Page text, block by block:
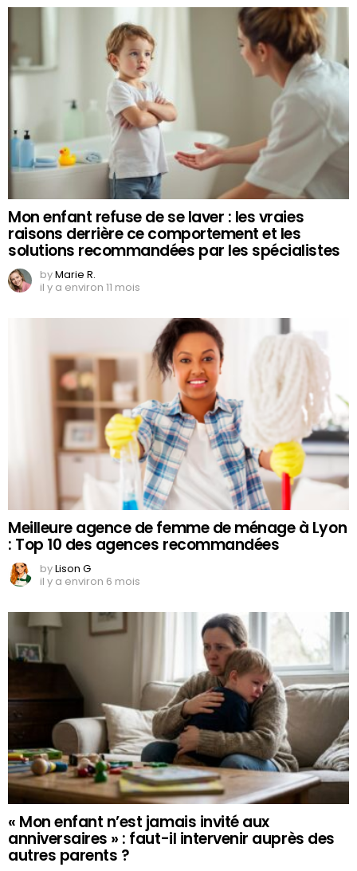
Mon enfant refuse de se laver : les vraies
raisons derrière ce comportement et les
solutions recommandées par les spécialistes
byMarie R.
il y a environ 11 mois
Meilleure agence de femme de ménage à Lyon
: Top 10 des agences recommandées
byLison G
il y a environ 6 mois
« Mon enfant n’est jamais invité aux
anniversaires » : faut-il intervenir auprès des
autres parents ?